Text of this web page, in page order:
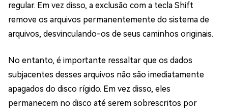
regular. Em vez disso, a exclusão com a tecla Shift
remove os arquivos permanentemente do sistema de
arquivos, desvinculando-os de seus caminhos originais.
No entanto, é importante ressaltar que os dados
subjacentes desses arquivos não são imediatamente
apagados do disco rígido. Em vez disso, eles
permanecem no disco até serem sobrescritos por